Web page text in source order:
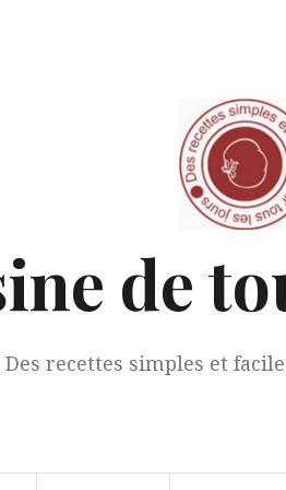
de
Des recettes simples et